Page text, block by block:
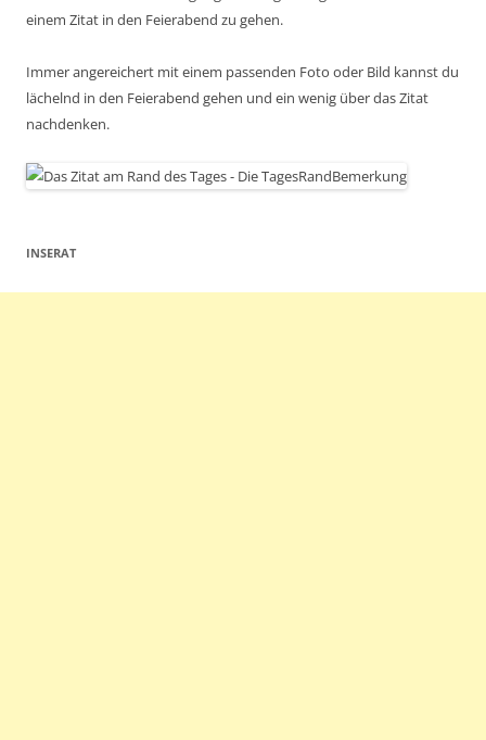
einem Zitat in den Feierabend zu gehen.
Immer angereichert mit einem passenden Foto oder Bild kannst du
lächelnd in den Feierabend gehen und ein wenig über das Zitat
nachdenken.
INSERAT